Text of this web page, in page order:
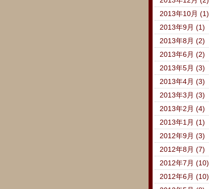
2013年10月 (1)
2013年9月 (1)
2013年8月 (2)
2013年6月 (2)
2013年5月 (3)
2013年4月 (3)
2013年3月 (3)
2013年2月 (4)
2013年1月 (1)
2012年9月 (3)
2012年8月 (7)
2012年7月 (10)
2012年6月 (10)